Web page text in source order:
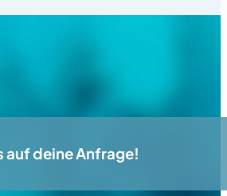
auf deine Anfrage!